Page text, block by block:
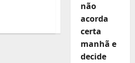
não
acorda
certa
manhã e
decide